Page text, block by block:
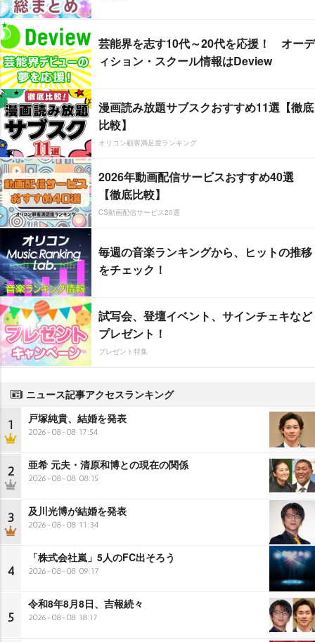
芸能界を志す10代～20代を応援！ オーデ
ィション・スクール情報はDeview
漫画読み放題サブスクおすすめ11選【徹底
比較】
オリコン顧客満足度ランキング
2026年動画配信サービスおすすめ40選
【徹底比較】
CS動画配信サービス20選
毎週の音楽ランキングから、ヒットの推移
をチェック！
試写会、登壇イベント、サインチェキなど
プレゼント！
プレゼント特集
ニュース記事アクセスランキング
1 戸塚純貴、結婚を発表
2026-08-08 17:54
2 亜希 元夫・清原和博との現在の関係
2026-08-08 08:15
3 及川光博が結婚を発表
2026-08-08 11:34
4
「株式会社嵐」5人のFC出そろう
2026-08-08 09:17
5
令和8年8月8日、吉報続々
2026-08-08 18:17